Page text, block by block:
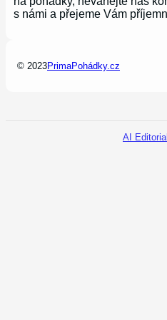
s námi a přejeme Vám
© 2023PrimaPohádky.cz
AI